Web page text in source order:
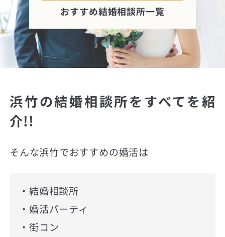
おすすめ結婚相談所一覧
浜竹の結婚相談所をすべてを紹
介!!
そんな浜竹でおすすめの婚活は
・結婚相談所
・婚活パーティ
・街コン